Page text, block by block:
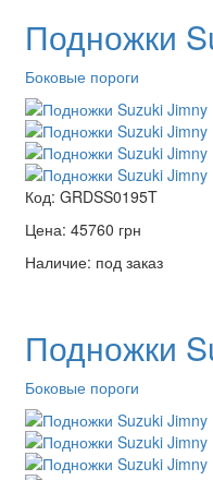
Подножки
Боковые пороги
Код: GRDSS0195T
Цена: 45760 грн
Наличие: под заказ
Подножки
Боковые пороги